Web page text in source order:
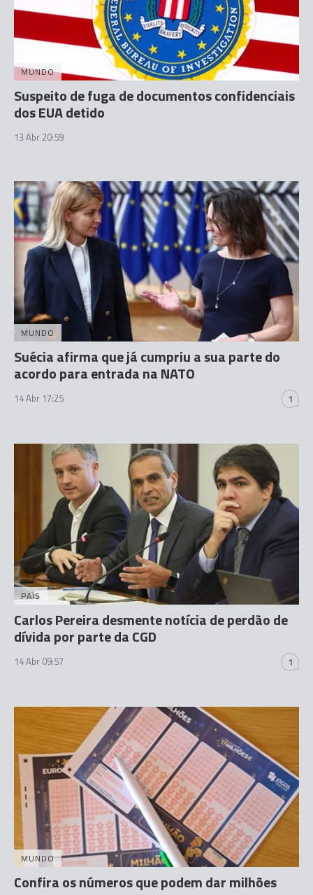
MUNDO
Suspeito de fuga de documentos confidenciais
dos EUA detido
13 Abr 20:59
MUNDO
Suécia afirma que já cumpriu a sua parte do
acordo para entrada na NATO
14 Abr 17:25 1
PAÍS
Carlos Pereira desmente notícia de perdão de
dívida por parte da CGD
14 Abr 09:57 1
MUNDO
Confira os números que podem dar milhões